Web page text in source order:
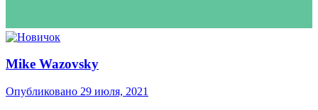
Mike Wazovsky
Опубликовано 29 июля, 2021